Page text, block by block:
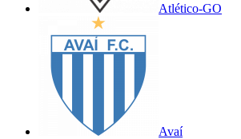
Atlético-GO
Avaí